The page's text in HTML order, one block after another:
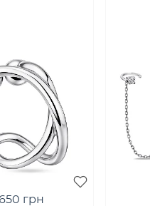
грн